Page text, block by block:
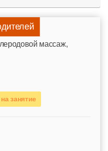
массаж,
занятие